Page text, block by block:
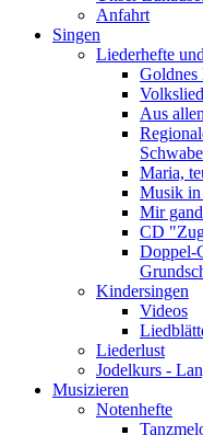
Anfahrt
Singen
Liederhefte
Goldnes
Aus
Maria,
Musik in
Mir
CD
Doppel-
Kindersingen
Videos
Liederlust
Jodelkurs -
Musizieren
Notenhefte